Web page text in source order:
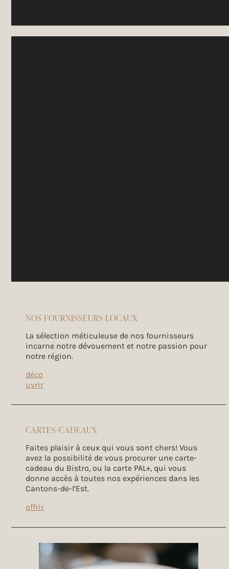
NOS FOURNISSEURS LOCAUX
La sélection méticuleuse de nos fournisseurs
incarne notre dévouement et notre passion pour
notre région.
déco
uvrir
CARTES-CADEAUX
Faites plaisir à ceux qui vous sont chers! Vous
avez la possibilité de vous procurer une carte-
cadeau du Bistro, ou la carte PAL+, qui vous
donne accès à toutes nos expériences dans les
Cantons-de-l’Est.
offrir